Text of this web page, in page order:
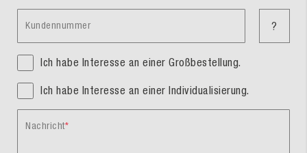
Kundennummer ?
Ich habe Interesse an einer Großbestellung.
Ich habe Interesse an einer Individualisierung.
Nachricht